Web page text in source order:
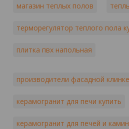
магазин теплых полов
терморегулятор теплого пола
плитка пвх напольная
производители фасадной
керамогранит для печи купить
керамогранит для печей и